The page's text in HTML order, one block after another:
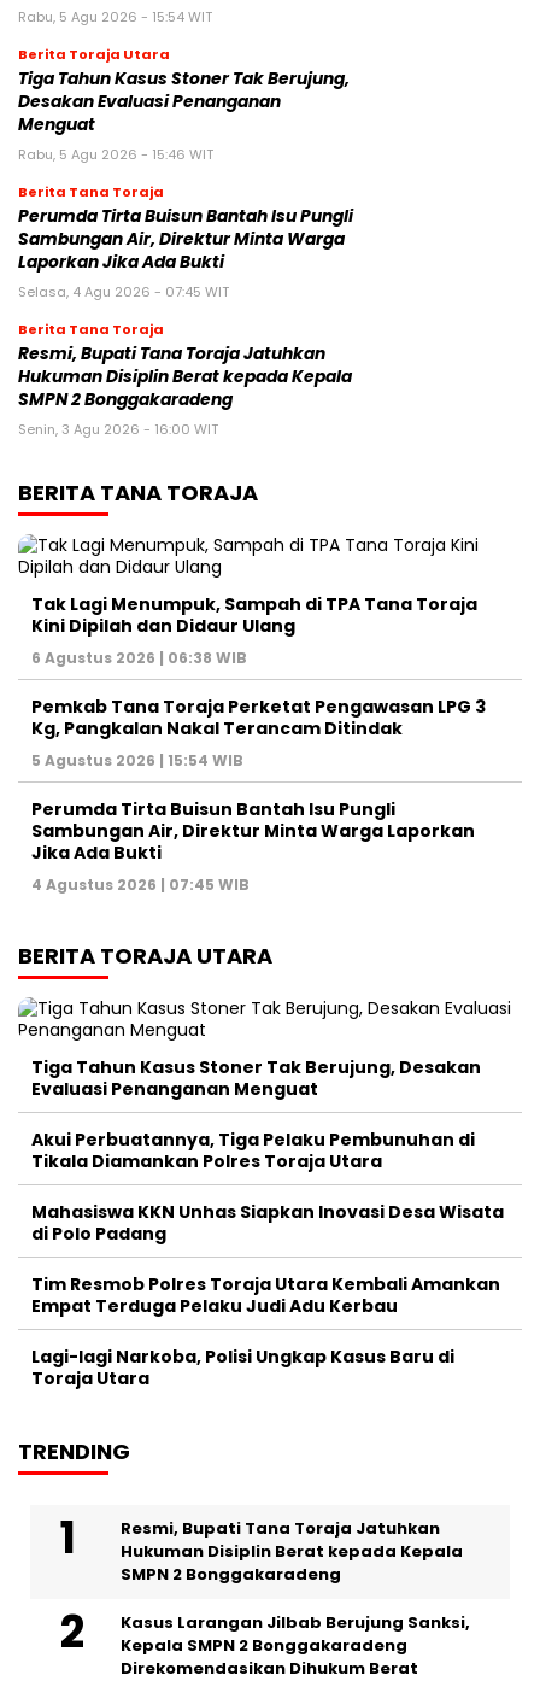
Rabu, 5 Agu 2026 - 15:54 WIT
Berita Toraja Utara
Tiga Tahun Kasus Stoner Tak Berujung,
Desakan Evaluasi Penanganan
Menguat
Rabu, 5 Agu 2026 - 15:46 WIT
Berita Tana Toraja
Perumda Tirta Buisun Bantah Isu Pungli
Sambungan Air, Direktur Minta Warga
Laporkan Jika Ada Bukti
Selasa, 4 Agu 2026 - 07:45 WIT
Berita Tana Toraja
Resmi, Bupati Tana Toraja Jatuhkan
Hukuman Disiplin Berat kepada Kepala
SMPN 2 Bonggakaradeng
Senin, 3 Agu 2026 - 16:00 WIT
BERITA TANA TORAJA
Tak Lagi Menumpuk, Sampah di TPA Tana Toraja
Kini Dipilah dan Didaur Ulang
6 Agustus 2026 | 06:38 WIB
Pemkab Tana Toraja Perketat Pengawasan LPG 3
Kg, Pangkalan Nakal Terancam Ditindak
5 Agustus 2026 | 15:54 WIB
Perumda Tirta Buisun Bantah Isu Pungli
Sambungan Air, Direktur Minta Warga Laporkan
Jika Ada Bukti
4 Agustus 2026 | 07:45 WIB
BERITA TORAJA UTARA
Tiga Tahun Kasus Stoner Tak Berujung, Desakan
Evaluasi Penanganan Menguat
Akui Perbuatannya, Tiga Pelaku Pembunuhan di
Tikala Diamankan Polres Toraja Utara
Mahasiswa KKN Unhas Siapkan Inovasi Desa Wisata
di Polo Padang
Tim Resmob Polres Toraja Utara Kembali Amankan
Empat Terduga Pelaku Judi Adu Kerbau
Lagi-lagi Narkoba, Polisi Ungkap Kasus Baru di
Toraja Utara
TRENDING
Resmi, Bupati Tana Toraja Jatuhkan
Hukuman Disiplin Berat kepada Kepala
SMPN 2 Bonggakaradeng
Kasus Larangan Jilbab Berujung Sanksi,
Kepala SMPN 2 Bonggakaradeng
Direkomendasikan Dihukum Berat